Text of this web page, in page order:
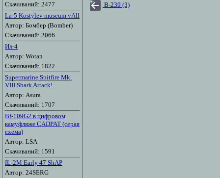
Скачиваний: 2477
La-5 Kostylev museum vAll
Автор: Бомбер (Bomber)
Скачиваний: 2066
Ил-4
Автор: Wotan
Скачиваний: 1822
Supermarine Spitfire Mk.
VIII Shark Attack!
Автор: Asura
Скачиваний: 1707
Bf-109G2 в цифровом
камуфляже CADPAT (серая
схема)
Автор: LSA
Скачиваний: 1591
IL-2M Early 47 ShAP
Автор: 24SERG
B-239 (3)